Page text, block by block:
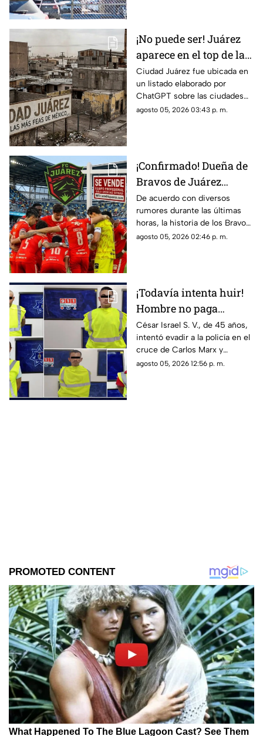
¡No puede ser! Juárez
aparece en el top de las
ciudades más feas de
todo México según la
IA: te decimos en qué
lugar quedó
Ciudad Juárez fue ubicada en
un listado elaborado por
ChatGPT sobre las ciudades
con la peor percepción
agosto 05, 2026 03:43 p. m.
¡Confirmado! Dueña de
Bravos de Juárez
aclara si venderá al
equipo; ¿desaparecerán
como Indios de Juárez?
De acuerdo con diversos
rumores durante las últimas
horas, la historia de los Bravos
de Juárez en la frontera estaría
agosto 05, 2026 02:46 p. m.
¡Todavía intenta huir!
Hombre no paga
pensión alimentaria en
Ciudad Juárez
César Israel S. V., de 45 años,
intentó evadir a la policía en el
cruce de Carlos Marx y
Magneto; al consultar
agosto 05, 2026 12:56 p. m.